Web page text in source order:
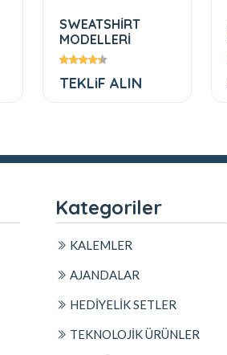
SWEATSHİRT
MODELLERİ
TEKLiF ALIN
Kategoriler
KALEMLER
AJANDALAR
HEDİYELİK SETLER
TEKNOLOJİK ÜRÜNLER